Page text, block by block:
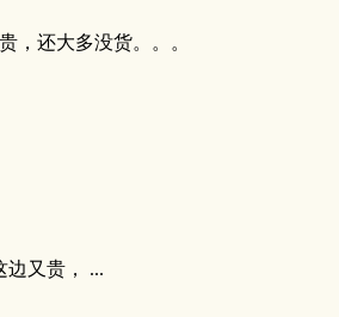
，还大多没货。。。
边又贵， ...